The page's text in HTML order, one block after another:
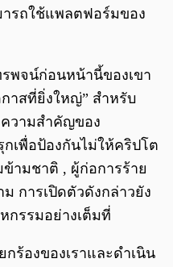
ารถใช้แพลตฟอร์มของ
พจน์ก่อนหน้านี้ของเขา
าสที่ยิ่งใหญ่” สำหรับ
ความสำคัญของ
เพื่อป้องกันไม่ให้คริปโต
ามชาติ , ผู้ก่อการร้าย
การเปิดตัวดังกล่าวยัง
กรรมอย่างเต็มที่
กร้องของเราและดำเนิน